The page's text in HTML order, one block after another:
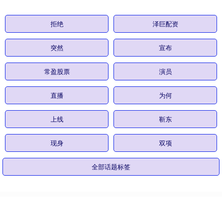
拒绝 泽巨配资
突然 宣布
常盈股票 演员
直播 为何
上线 靳东
现身 双项
全部话题标签